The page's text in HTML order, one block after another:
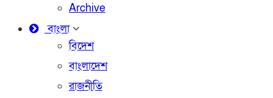
Archive
বাংলা
বিদেশ
বাংলাদেশ
রাজনীতি